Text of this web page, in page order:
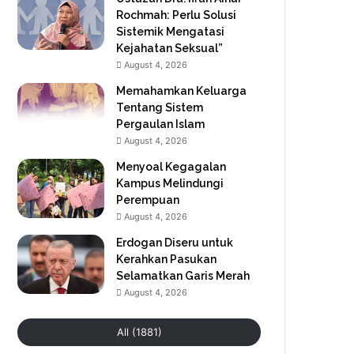
Rochmah: Perlu Solusi
Sistemik Mengatasi
Kejahatan Seksual”
August 4, 2026
Memahamkan Keluarga
Tentang Sistem
Pergaulan Islam
August 4, 2026
Menyoal Kegagalan
Kampus Melindungi
Perempuan
August 4, 2026
Erdogan Diseru untuk
Kerahkan Pasukan
Selamatkan Garis Merah
August 4, 2026
All (1881)